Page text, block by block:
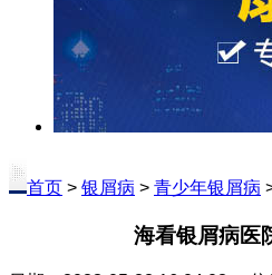
首页 > 银屑病 > 青少年银屑病
海看银屑病医